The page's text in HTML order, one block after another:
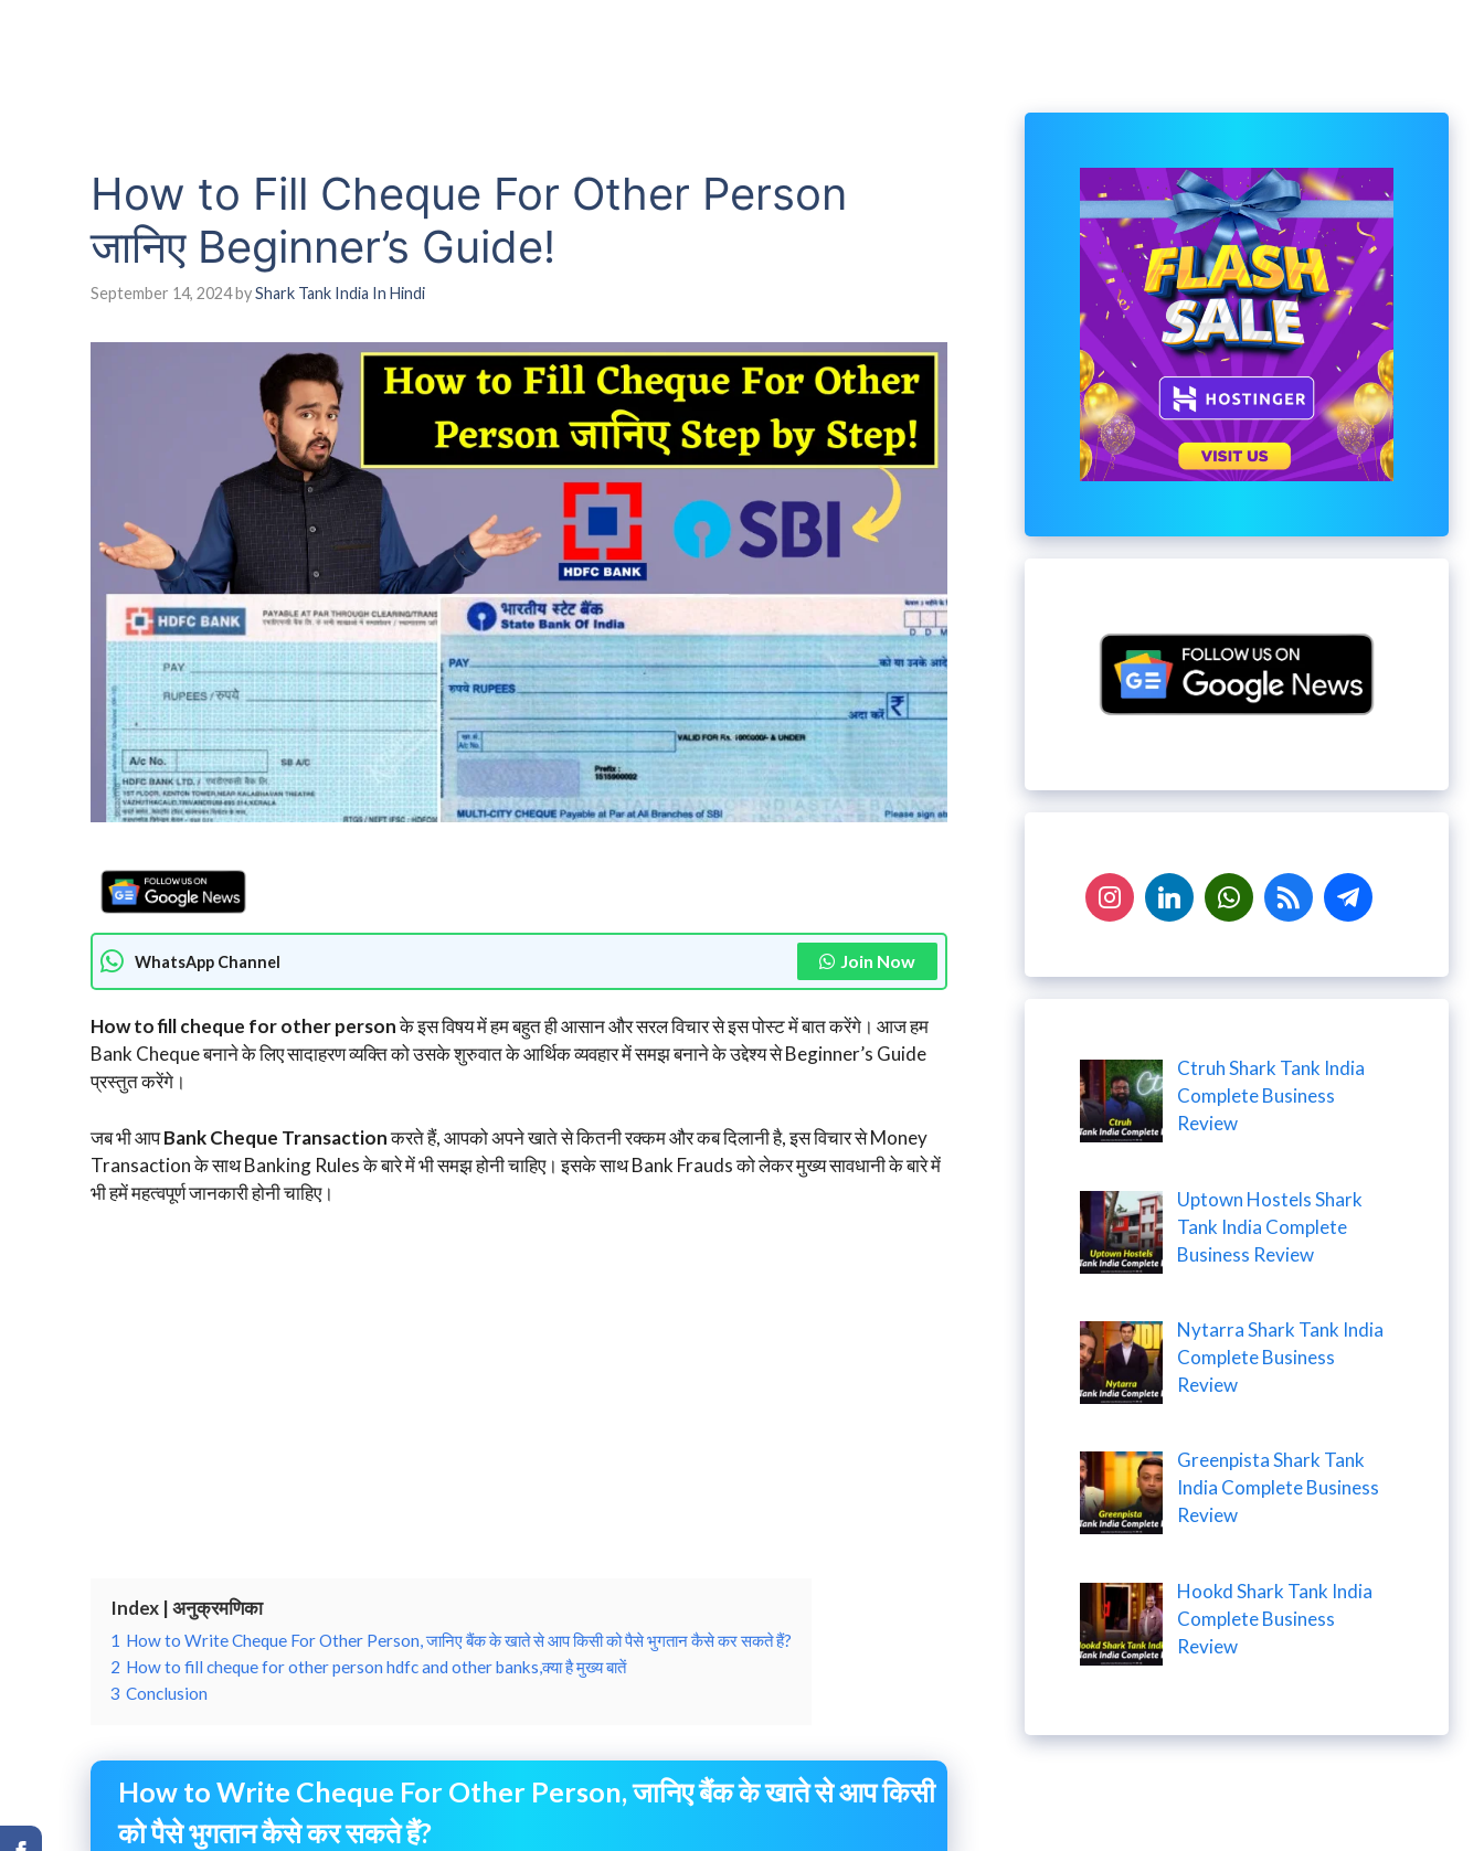
How to Fill Cheque For Other Person
जानिए Beginner’s Guide!
September 14, 2024byShark Tank India In Hindi
WhatsApp Channel Join Now
How to fill cheque for other personके इस विषय में हम बहुत ही आसान और सरल विचार से इस पोस्ट में बात करेंगे। आज हम
Bank Cheque बनाने के लिए सादाहरण व्यक्ति को उसके शुरुवात के आर्थिक व्यवहार में समझ बनाने के उद्देश्य से Beginner’s Guide
प्रस्तुत करेंगे।
जब भी आपBank Cheque Transactionकरते हैं, आपको अपने खाते से कितनी रक्कम और कब दिलानी है, इस विचार से Money
Transaction के साथ Banking Rules के बारे में भी समझ होनी चाहिए। इसके साथ Bank Frauds को लेकर मुख्य सावधानी के बारे में
भी हमें महत्वपूर्ण जानकारी होनी चाहिए।
Index | अनुक्रमणिका
1 How to Write Cheque For Other Person, जानिए बैंक के खाते से आप किसी को पैसे भुगतान कैसे कर सकते हैं?
2 How to fill cheque for other person hdfc and other banks,क्या है मुख्य बातें
3 Conclusion
How to Write Cheque For Other Person, जानिए बैंक के खाते से आप किसी
को पैसे भुगतान कैसे कर सकते हैं?
Ctruh Shark Tank India
Complete Business
Review
Uptown Hostels Shark
Tank India Complete
Business Review
Nytarra Shark Tank India
Complete Business
Review
Greenpista Shark Tank
India Complete Business
Review
Hookd Shark Tank India
Complete Business
Review